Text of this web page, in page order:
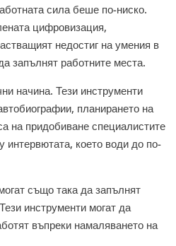
сила беше по-ниско.
цифровизация,
недостиг на умения в
запълнят работните места.
начина. Тези инструменти
планирането на
на придобиване специалистите
интервютата, което води до по-
също така да запълнят
инструменти могат да
въпреки намаляването на